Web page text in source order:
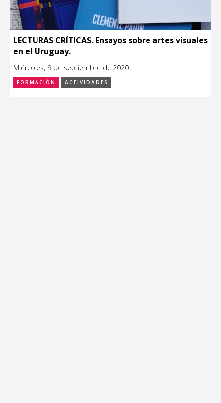
LECTURAS CRÍTICAS. Ensayos sobre artes visuales
en el Uruguay.
Miércoles, 9 de septiembre de 2020.
FORMACIÓN ACTIVIDADES